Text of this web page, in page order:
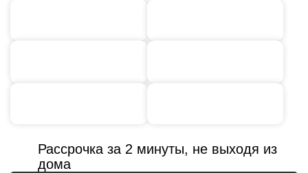
Рассрочка за 2 минуты, не выходя из
дома